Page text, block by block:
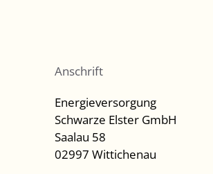
Anschrift
Energieversorgung
Schwarze Elster GmbH
Saalau 58
02997 Wittichenau